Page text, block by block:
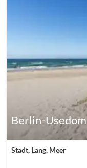
Berlin-
Stadt, Lang, Meer